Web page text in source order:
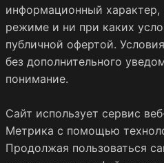
информационный характер,
режиме и ни при каких
публичной офертой.
без дополнительного
понимание.
Сайт использует сервис
Метрика с помощью
Продолжая пользоваться